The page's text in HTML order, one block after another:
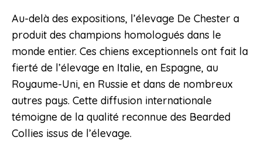
Au-delà des expositions, l’élevage De Chester a
produit des champions homologués dans le
monde entier. Ces chiens exceptionnels ont fait la
fierté de l’élevage en Italie, en Espagne, au
Royaume-Uni, en Russie et dans de nombreux
autres pays. Cette diffusion internationale
témoigne de la qualité reconnue des Bearded
Collies issus de l’élevage.